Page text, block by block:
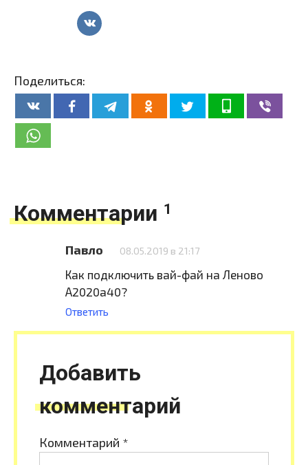
Поделиться:
Комментарии 1
Павло 08.05.2019 в 21:17
Как подключить вай-фай на Леново
А2020а40?
Ответить
Добавить
комментарий
Комментарий *